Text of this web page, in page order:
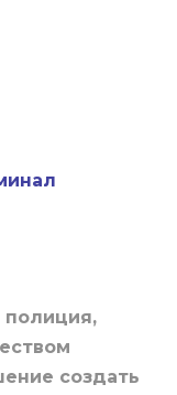
полиция,
создать